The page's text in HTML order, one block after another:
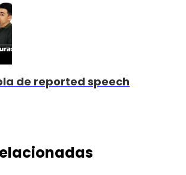
de reported speech